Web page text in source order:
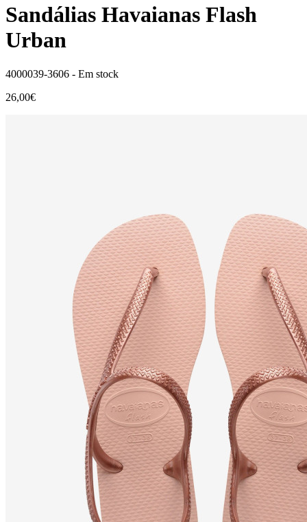
Sandálias Havaianas Flash
Urban
4000039-3606 - Em stock
26,00€